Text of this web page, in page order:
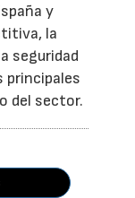
y
la
seguridad
principales
del sector.